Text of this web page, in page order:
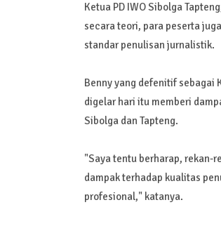
Ketua PD IWO Sibolga
secara teori, para peserta
standar penulisan jurnalistik.
Benny yang defenitif sebagai
digelar hari itu memberi
Sibolga dan Tapteng.
"Saya tentu berharap, rekan-
dampak terhadap kualitas
profesional," katanya.